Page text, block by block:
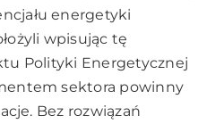
energetyki
wpisując tę
Polityki Energetycznej
sektora powinny
Bez rozwiązań